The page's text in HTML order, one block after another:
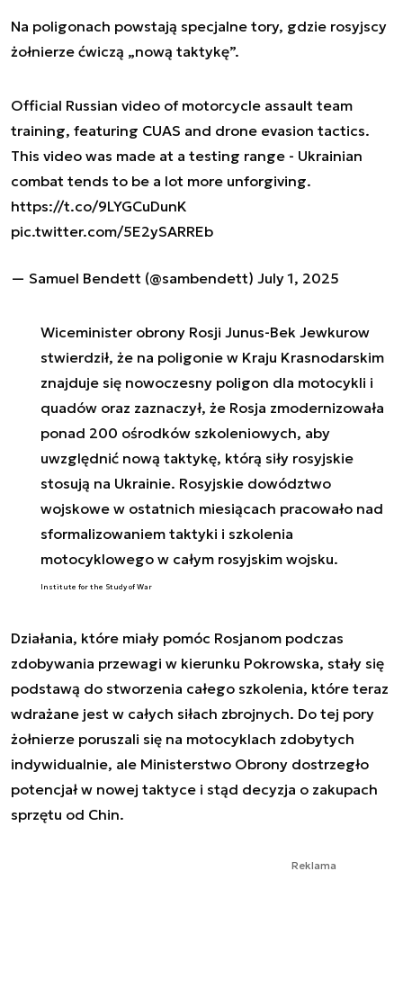
Na poligonach powstają specjalne tory, gdzie rosyjscy
żołnierze ćwiczą „nową taktykę”.
Official Russian video of motorcycle assault team
training, featuring CUAS and drone evasion tactics.
This video was made at a testing range - Ukrainian
combat tends to be a lot more unforgiving.
https://t.co/9LYGCuDunK
pic.twitter.com/5E2ySARREb
— Samuel Bendett (@sambendett) July 1, 2025
Wiceminister obrony Rosji Junus-Bek Jewkurow
stwierdził, że na poligonie w Kraju Krasnodarskim
znajduje się nowoczesny poligon dla motocykli i
quadów oraz zaznaczył, że Rosja zmodernizowała
ponad 200 ośrodków szkoleniowych, aby
uwzględnić nową taktykę, którą siły rosyjskie
stosują na Ukrainie. Rosyjskie dowództwo
wojskowe w ostatnich miesiącach pracowało nad
sformalizowaniem taktyki i szkolenia
motocyklowego w całym rosyjskim wojsku.
Institute for the Study of War
Działania, które miały pomóc Rosjanom podczas
zdobywania przewagi w kierunku Pokrowska, stały się
podstawą do stworzenia całego szkolenia, które teraz
wdrażane jest w całych siłach zbrojnych. Do tej pory
żołnierze poruszali się na motocyklach zdobytych
indywidualnie, ale Ministerstwo Obrony dostrzegło
potencjał w nowej taktyce i stąd decyzja o zakupach
sprzętu od Chin.
Reklama